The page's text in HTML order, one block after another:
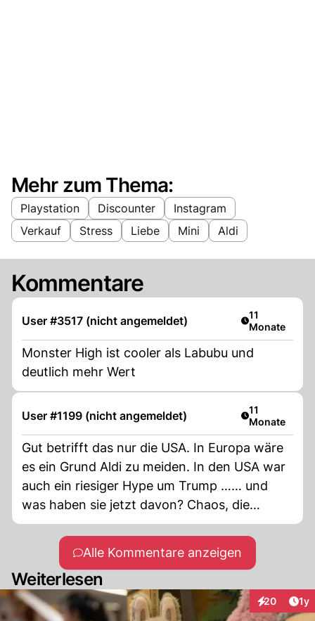
Mehr zum Thema:
Playstation Discounter
Instagram
Verkauf
Stress Liebe Mini Aldi
Kommentare
User #3517 (nicht angemeldet) Artikel
11
Monate
Monster High ist cooler als Labubu und
deutlich mehr Wert
User #1199 (nicht angemeldet) Artikel
11
Monate
Gut betrifft das nur die USA. In Europa wäre
es ein Grund Aldi zu meiden. In den USA war
auch ein riesiger Hype um Trump …… und
was haben sie jetzt davon? Chaos, die
National Garde im Einsatz, ungerechtfertigte
Abschiebungen, usw, usw. Der Hype ist
vorbei, aber Trump müssen sie noch weiter
ertragen.
Alle Kommentare anzeigen
Weiterlesen
20 1y